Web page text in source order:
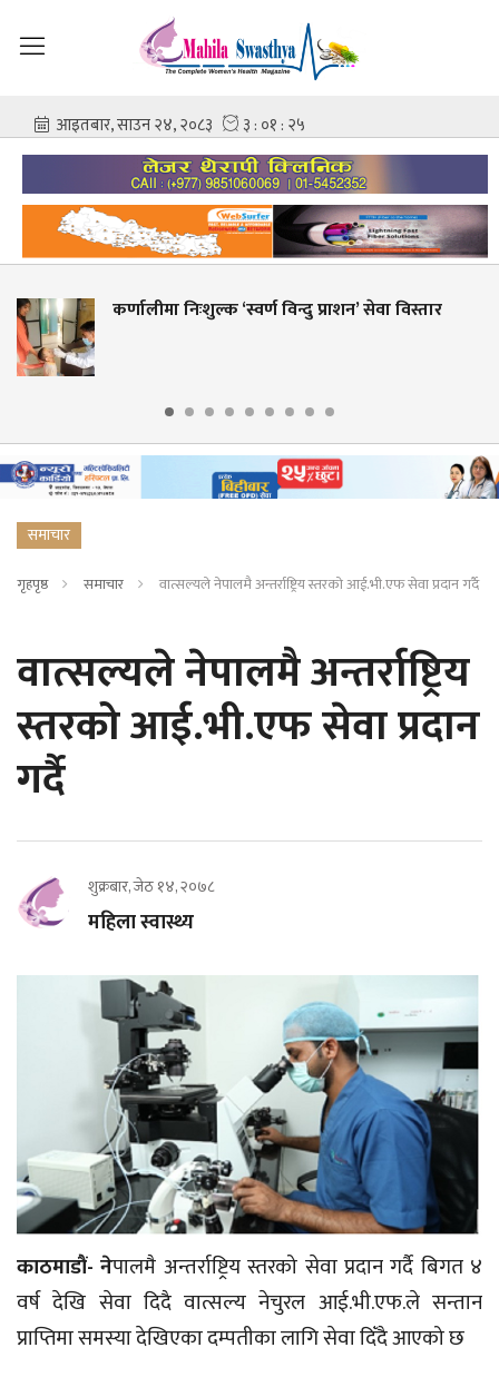
निःशुल्क ‘स्वर्ण विन्दु प्राशन’ सेवा विस्तार
समाचार
गृहपृष्ठ समाचार वात्सल्यले नेपालमै अन्तर्राष्ट्रिय स्तरको आई.भी.एफ सेवा प्रदान गर्दै
वात्सल्यले नेपालमै अन्तर्राष्ट्रिय
स्तरको आई.भी.एफ सेवा प्रदान
गर्दै
शुक्रबार, जेठ १४, २०७८
महिला स्वास्थ्य
काठमाडौं- नेपालमै अन्तर्राष्ट्रिय स्तरको सेवा प्रदान गर्दै बिगत ४
वर्ष देखि सेवा दिदै वात्सल्य नेचुरल आई.भी.एफ.ले सन्तान
प्राप्तिमा समस्या देखिएका दम्पतीका लागि सेवा दिँदै आएको छ